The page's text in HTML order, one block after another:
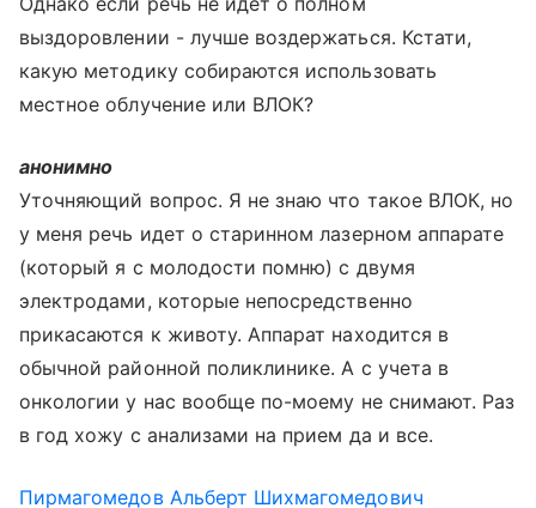
выздоровлении - лучше воздержаться. Кстати,
какую методику собираются использовать
местное облучение или ВЛОК?
анонимно
Уточняющий вопрос. Я не знаю что такое ВЛОК, но
у меня речь идет о старинном лазерном аппарате
(который я с молодости помню) с двумя
электродами, которые непосредственно
прикасаются к животу. Аппарат находится в
обычной районной поликлинике. А с учета в
онкологии у нас вообще по-моему не снимают. Раз
в год хожу с анализами на прием да и все.
Пирмагомедов Альберт Шихмагомедович